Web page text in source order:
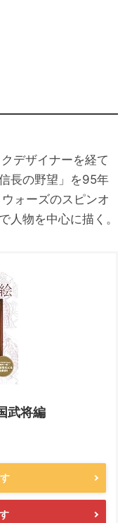
デザイナーを経て
長の野望」を95年
ォーズのスピンオ
人物を中心に描く。
武将編